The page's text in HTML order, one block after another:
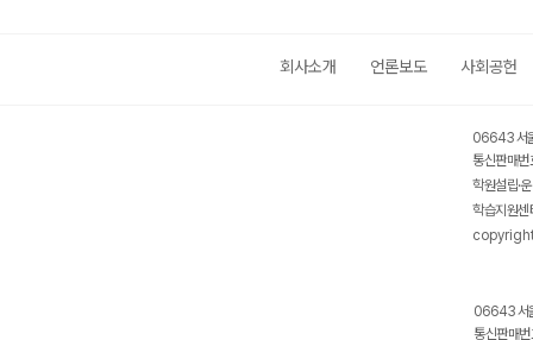
회사소개 언론보도 사회공헌
06643 서
통신판매
학원설립·
학습지원
06643 서
통신판매